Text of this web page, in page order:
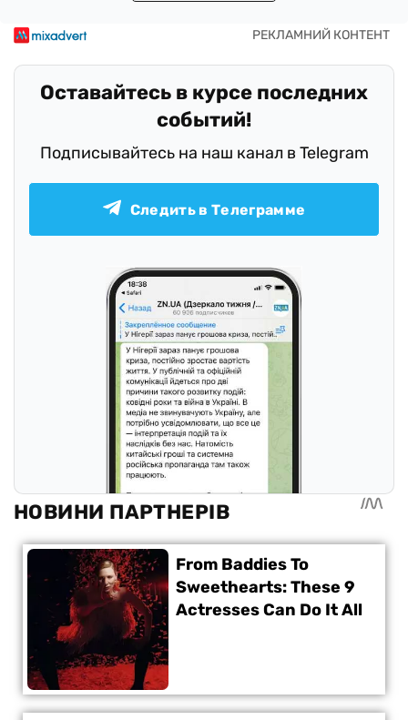
Оставайтесь в курсе последних
событий!
Подписывайтесь на наш канал в Telegram
Следить в Телеграмме